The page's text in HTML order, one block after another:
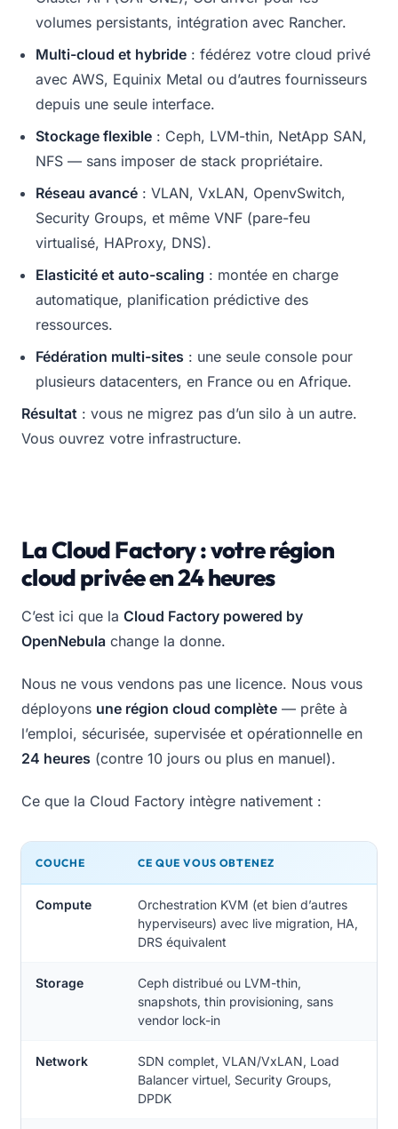
volumes persistants, intégration avec Rancher.
Multi-cloud et hybride : fédérez votre cloud privé
avec AWS, Equinix Metal ou d’autres fournisseurs
depuis une seule interface.
Stockage flexible : Ceph, LVM-thin, NetApp SAN,
NFS — sans imposer de stack propriétaire.
Réseau avancé : VLAN, VxLAN, OpenvSwitch,
Security Groups, et même VNF (pare-feu
virtualisé, HAProxy, DNS).
Elasticité et auto-scaling : montée en charge
automatique, planification prédictive des
ressources.
Fédération multi-sites : une seule console pour
plusieurs datacenters, en France ou en Afrique.
Résultat : vous ne migrez pas d’un silo à un autre.
Vous ouvrez votre infrastructure.
La Cloud Factory : votre région
cloud privée en 24 heures
C’est ici que la Cloud Factory powered by
OpenNebula change la donne.
Nous ne vous vendons pas une licence. Nous vous
déployons une région cloud complète — prête à
l’emploi, sécurisée, supervisée et opérationnelle en
24 heures (contre 10 jours ou plus en manuel).
Ce que la Cloud Factory intègre nativement :
COUCHE CE QUE VOUS OBTENEZ
Compute
Orchestration KVM (et bien d’autres
hyperviseurs) avec live migration, HA,
DRS équivalent
Storage
Ceph distribué ou LVM-thin,
snapshots, thin provisioning, sans
vendor lock-in
Network
SDN complet, VLAN/VxLAN, Load
Balancer virtuel, Security Groups,
DPDK